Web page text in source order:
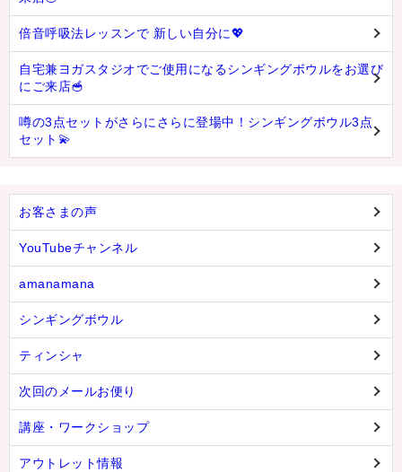
倍音呼吸法レッスンで 新しい自分に💖
自宅兼ヨガスタジオでご使用になるシンギングボウルをお選び
にご来店🥣
噂の3点セットがさらにさらに登場中！シンギングボウル3点
セット💫
お客さまの声
YouTubeチャンネル
amanamana
シンギングボウル
ティンシャ
次回のメールお便り
講座・ワークショップ
アウトレット情報